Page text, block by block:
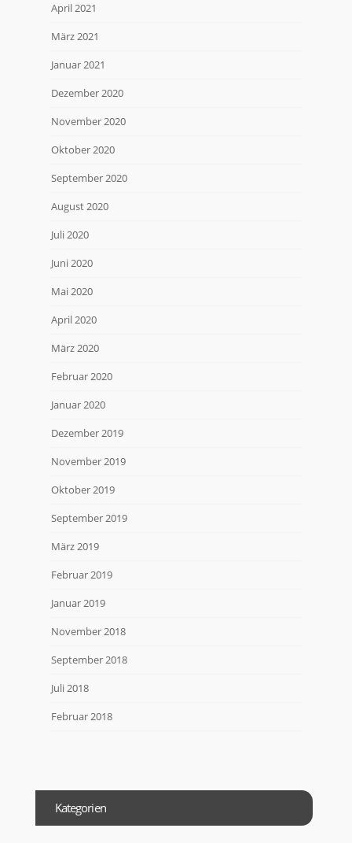
April 2021
März 2021
Januar 2021
Dezember 2020
November 2020
Oktober 2020
September 2020
August 2020
Juli 2020
Juni 2020
Mai 2020
April 2020
März 2020
Februar 2020
Januar 2020
Dezember 2019
November 2019
Oktober 2019
September 2019
März 2019
Februar 2019
Januar 2019
November 2018
September 2018
Juli 2018
Februar 2018
Kategorien